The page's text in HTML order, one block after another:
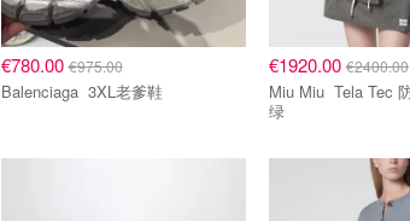
€780.00€975.00
Balenciaga 3XL老爹鞋
€1920.00 €2400.00
Miu Miu Tela Tec 防泼水夹克 森林
绿